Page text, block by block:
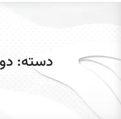
دسته: